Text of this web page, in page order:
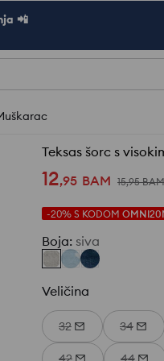
📲
Teksas šorc s
12,95 BAM 15,95 BAM
-20% S KODOM
Boja: siva
Veličina
32 34